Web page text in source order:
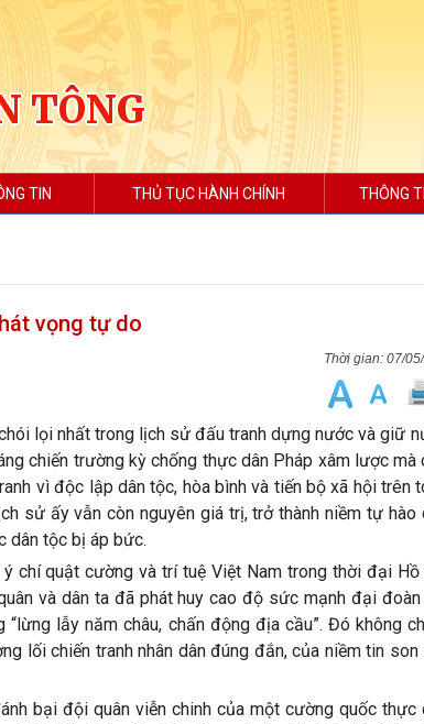
TÔNG
TIN THỦ TỤC HÀNH CHÍNH THÔNG
vọng tự do
07/
lọi nhất trong lịch sử đấu tranh dựng nước và giữ
chiến trường kỳ chống thực dân Pháp xâm lược mà
vì độc lập dân tộc, hòa bình và tiến bộ xã hội trên
sử ấy vẫn còn nguyên giá trị, trở thành niềm tự hào
dân tộc bị áp bức.
chí quật cường và trí tuệ Việt Nam trong thời đại Hồ
và dân ta đã phát huy cao độ sức mạnh đại
lẫy năm châu, chấn động địa cầu”. Đó không
lối chiến tranh nhân dân đúng đắn, của niềm tin
bại đội quân viễn chinh của một cường quốc thực